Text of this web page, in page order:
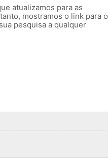
atualizamos para as
mostramos o link para o
pesquisa a qualquer